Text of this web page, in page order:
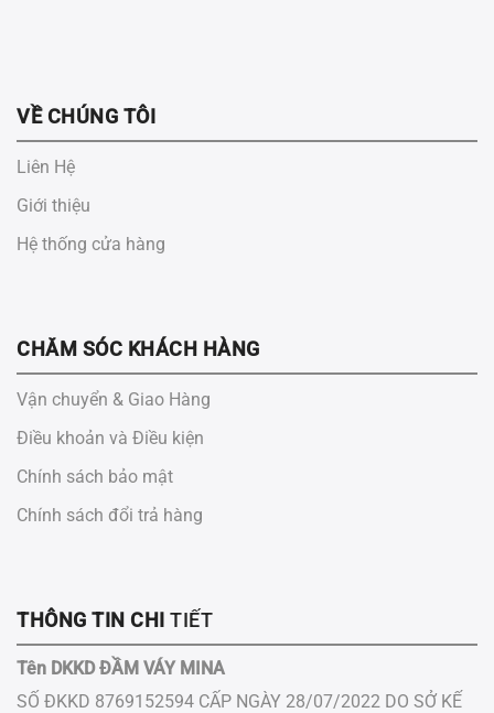
VỀ CHÚNG TÔI
Liên Hệ
Giới thiệu
Hệ thống cửa hàng
CHĂM SÓC KHÁCH HÀNG
Vận chuyển & Giao Hàng
Điều khoản và Điều kiện
Chính sách bảo mật
Chính sách đổi trả hàng
THÔNG TIN CHI TIẾT
Tên DKKD ĐẦM VÁY MINA
SỐ ĐKKD 8769152594 CẤP NGÀY 28/07/2022 DO SỞ KẾ